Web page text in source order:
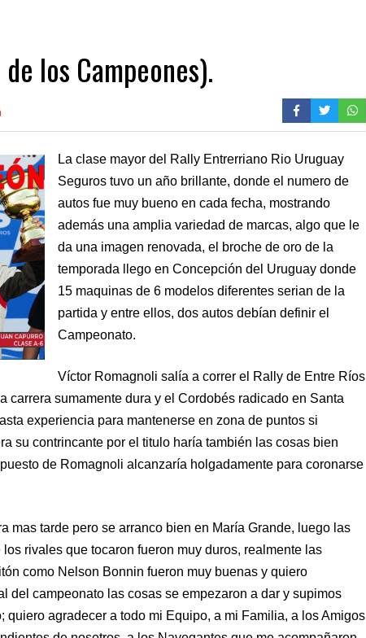
los Campeones).
La clase mayor del Rally Entrerriano Rio Uruguay
Seguros tuvo un año brillante, donde el numero de
autos fue muy bueno en cada fecha, mostrando
además una amplia variedad de marcas, algo que le
da una imagen renovada, el broche de oro de la
temporada llego en Concepción del Uruguay donde
15 maquinas de 6 modelos diferentes serian de la
partida y entre ellos, dos autos debían definir el
Campeonato.
Víctor Romagnoli salía a correr el Rally de Entre Ríos
carrera sumamente dura y el Cordobés radicado en Santa
experiencia para mantenerse en zona de puntos si
su contrincante por el titulo haría también las cosas bien
de Romagnoli alcanzaría holgadamente para coronarse
mas tarde pero se arranco bien en María Grande, luego las
rivales que tocaron fueron muy duros, realmente las
como Nelson Bonnin fueron muy buenas y quiero
del campeonato las cosas se empezaron a dar y supimos
quiero agradecer a todo mi Equipo, a mi Familia, a los Amigos